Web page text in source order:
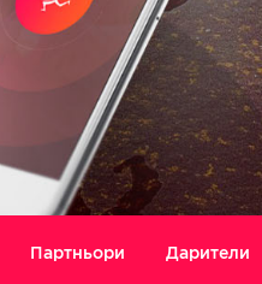
Партньори Дарители